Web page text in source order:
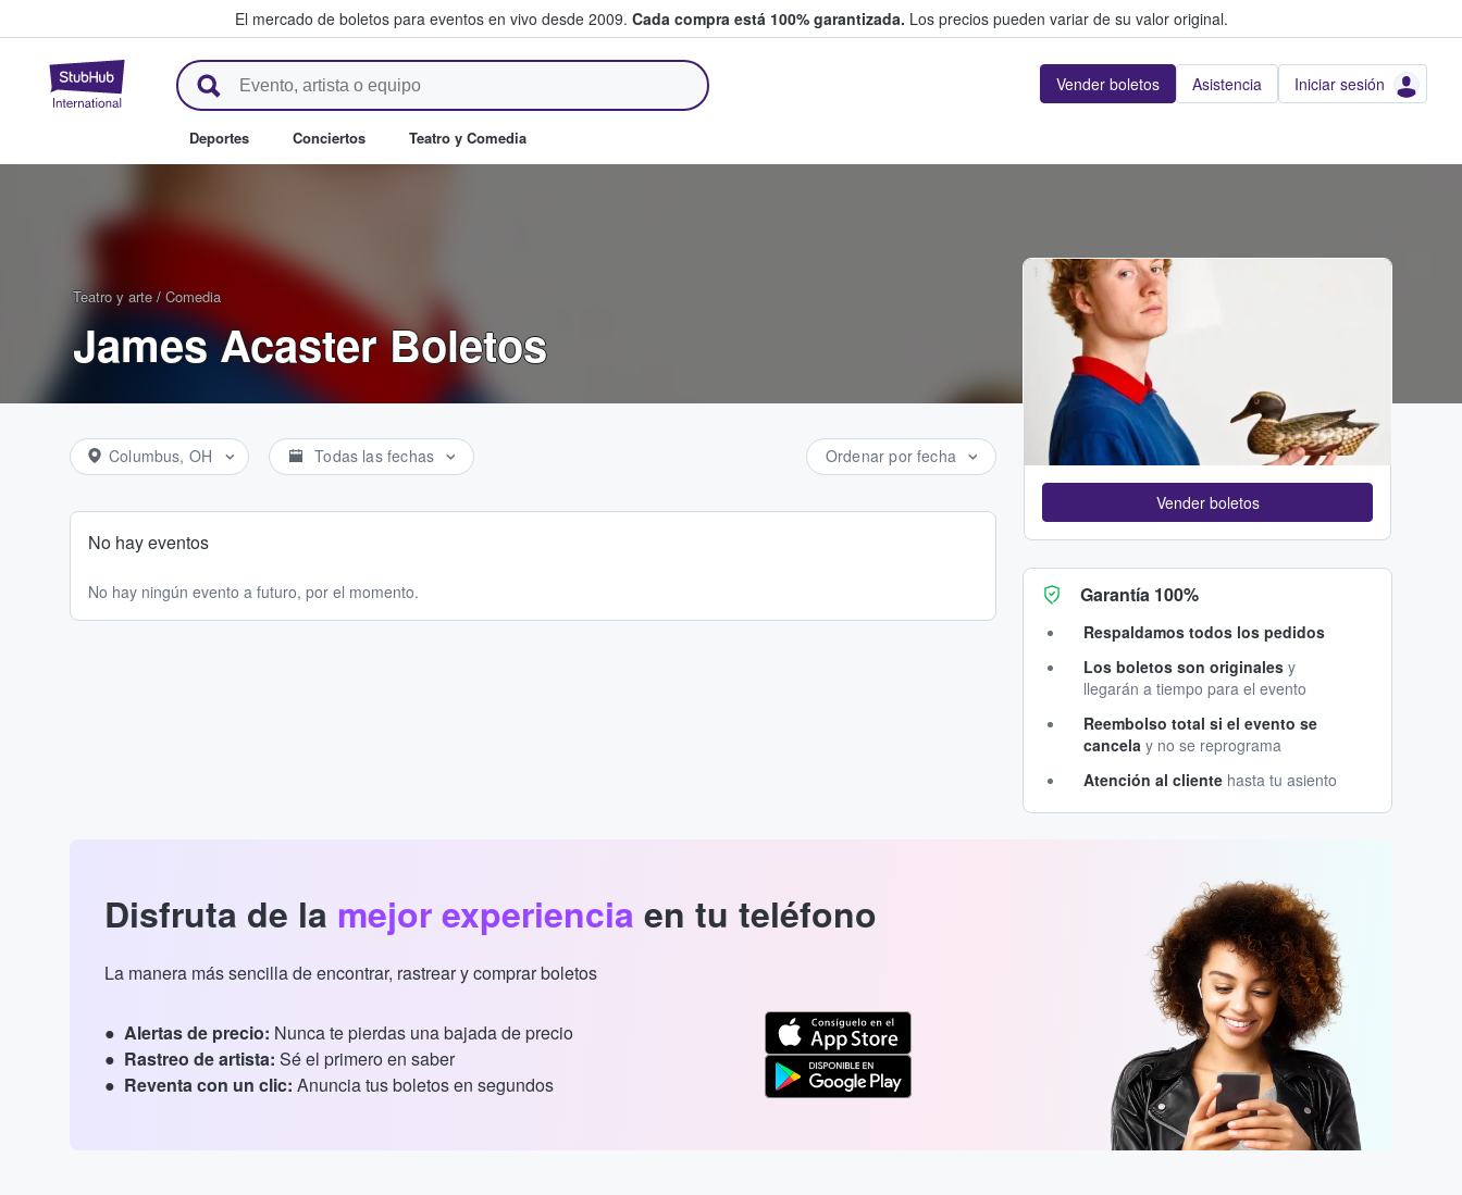
El mercado de boletos para eventos en vivo desde 2009. Cada compra está 100% garantizada. Los precios pueden variar de su valor original.
StubHub: donde los fans compran y venden boletos Vender boletos Asistencia Iniciar sesión
Deportes Conciertos Teatro y Comedia
Teatro y arte / Comedia
James Acaster Boletos
Columbus, OH Todas las fechas Ordenar por fecha
No hay eventos
No hay ningún evento a futuro, por el momento.
Vender boletos
Garantía 100%
Respaldamos todos los pedidos
Los boletos son originales y
llegarán a tiempo para el evento
Reembolso total si el evento se
cancela y no se reprograma
Atención al cliente hasta tu asiento
Disfruta de la mejor experiencia en tu teléfono
La manera más sencilla de encontrar, rastrear y comprar boletos
Alertas de precio: Nunca te pierdas una bajada de precio
Rastreo de artista: Sé el primero en saber
Reventa con un clic: Anuncia tus boletos en segundos